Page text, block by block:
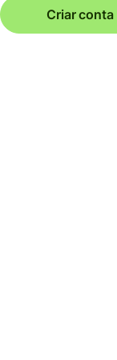
Criar conta